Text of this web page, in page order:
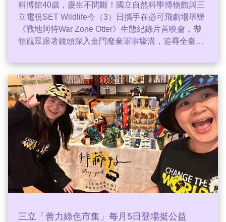
科博館40歲，慶生不間斷！國立自然科學博物館與三
立電視SET Wildlife今（3）日攜手在必可飛劇場舉辦
《戰地阿特War Zone Otter》生態紀錄片首映會，帶
領觀眾跟著鏡頭深入金門廢棄軍事壕溝，追尋全臺剩
三立「善力綠色市集」每月5日登場挺公益